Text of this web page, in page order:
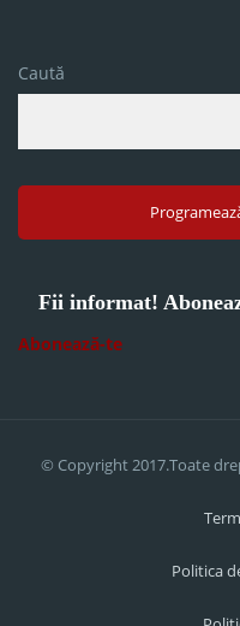
Caută
Fii informat!
Abonează-te
© Copyright 2017.Toate
Politica